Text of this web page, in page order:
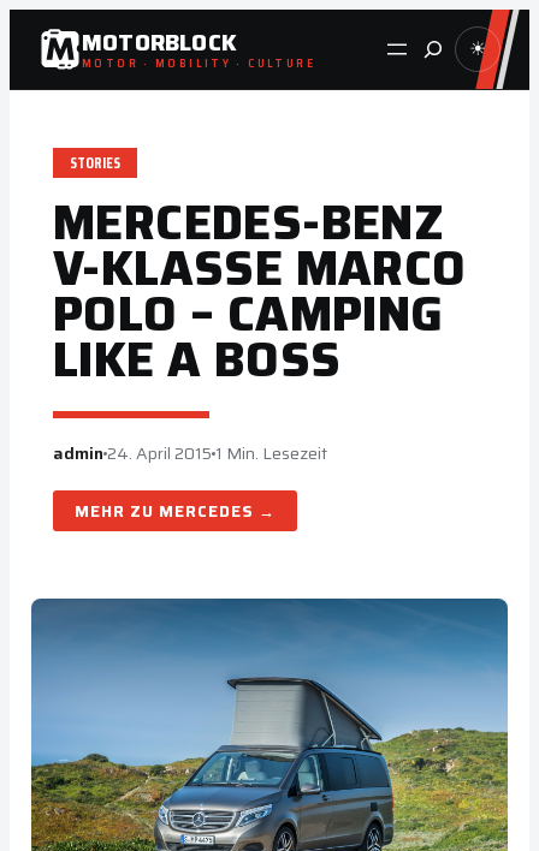
Zum
Inhalt
springen
MOTORBLOCK
MOTOR · MOBILITY · CULTURE Suche ☀
STORIES
MERCEDES-BENZ
V-KLASSE MARCO
POLO – CAMPING
LIKE A BOSS
admin24. April 2015 1 Min. Lesezeit
MERCEDES